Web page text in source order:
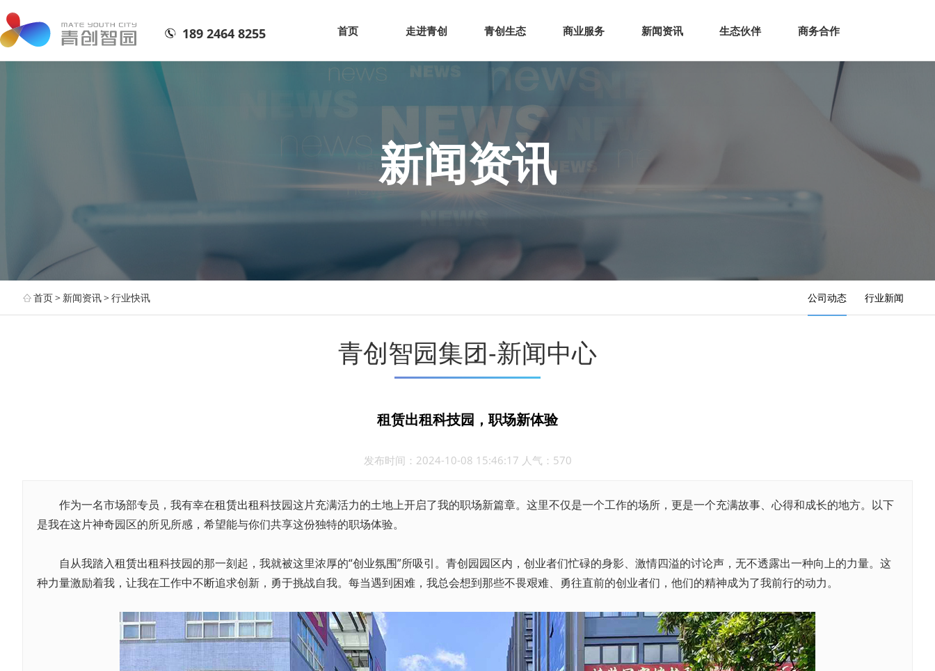
网站首页 走进青创 青创生态 商业服务 新闻资讯 生态伙伴
189 2464 8255 首页 走进青创 青创生态 商业服务 新闻资讯 生态伙伴 商务合作
新闻资讯
首页> 新闻资讯>行业快讯 公司动态 行业新闻
青创智园集团-新闻中心
租赁出租科技园，职场新体验
发布时间：2024-10-08 15:46:17 人气：570
作为一名市场部专员，我有幸在租赁出租科技园这片充满活力的土地上开启了我的职场新篇章。这里不仅是一个工作的场所，更是一个充满故事、心得和成长的地方。以下
是我在这片神奇园区的所见所感，希望能与你们共享这份独特的职场体验。
自从我踏入租赁出租科技园的那一刻起，我就被这里浓厚的“创业氛围”所吸引。青创园园区内，创业者们忙碌的身影、激情四溢的讨论声，无不透露出一种向上的力量。这
种力量激励着我，让我在工作中不断追求创新，勇于挑战自我。每当遇到困难，我总会想到那些不畏艰难、勇往直前的创业者们，他们的精神成为了我前行的动力。